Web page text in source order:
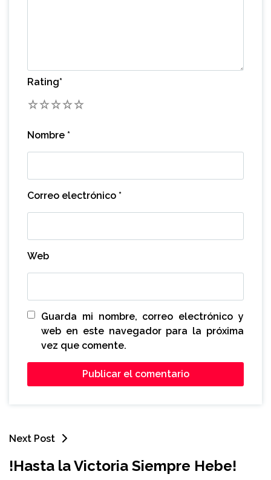
Rating*
5
4
3
2
Nombre *
Correo electrónico *
Web
Guarda mi nombre, correo electrónico y
web en este navegador para la próxima
vez que comente.
Next Post
!Hasta la Victoria Siempre Hebe!